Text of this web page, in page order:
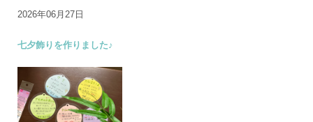
2026年06月27日
七夕飾りを作りました♪